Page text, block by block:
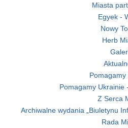
Miasta
Egyek -
Nowy
Herb
Pomagamy
Pomagamy Ukrainie
Z Serca
Archiwalne wydania „Biuletynu
Rada